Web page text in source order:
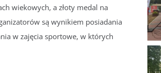
wiekowych, a złoty medal na
są wynikiem posiadania
w zajęcia sportowe, w których